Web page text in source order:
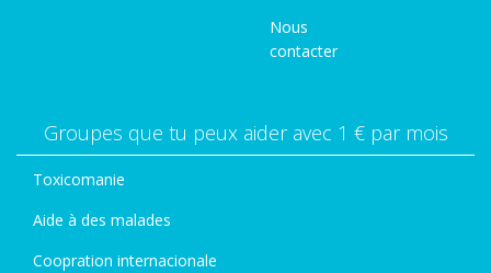
Nous
contacter
Groupes que tu peux aider avec 1 € par mois
Toxicomanie
Aide à des malades
Coopration internacionale